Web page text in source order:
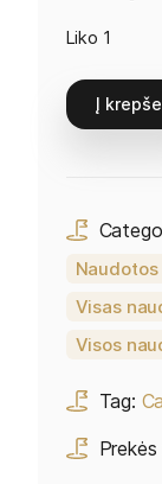
Liko 1
Į
Visas
Visos
Tag: